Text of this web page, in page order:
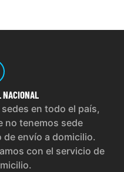
NACIONAL
en todo el país,
no tenemos sede
envío a domicilio.
con el servicio de